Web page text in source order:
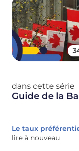
dans cette série
Guide de la
Le taux
lire à nouveau